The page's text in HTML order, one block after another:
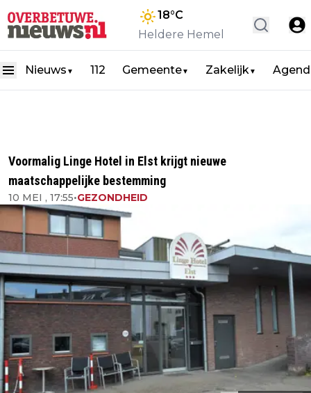
18°C
Heldere Hemel
Nieuws ▼ 112 Gemeente▼ Zakelijk▼
Voormalig Linge Hotel in Elst krijgt nieuwe
maatschappelijke bestemming
10 MEI , 17:55•GEZONDHEID